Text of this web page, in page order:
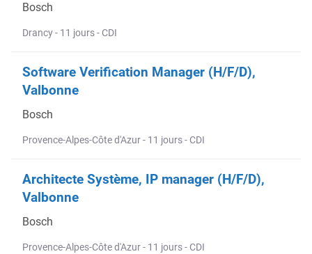
Bosch
Drancy - 11 jours - CDI
Software Verification Manager (H/F/D),
Valbonne
Bosch
Provence-Alpes-Côte d'Azur - 11 jours - CDI
Architecte Système, IP manager (H/F/D),
Valbonne
Bosch
Provence-Alpes-Côte d'Azur - 11 jours - CDI